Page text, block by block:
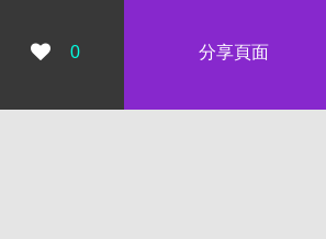
瀏覽數：
0 分享頁面